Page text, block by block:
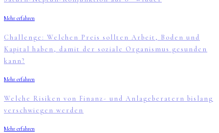
Mehr erfahren
Challenge: Welchen Preis sollten Arbeit, Boden und
Kapital haben, damit der soziale Organismus gesunden
kann?
Mehr erfahren
Welche Risiken von Finanz- und Anlageberatern bislang
verschwiegen werden
Mehr erfahren